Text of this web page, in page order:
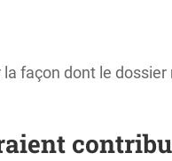
façon dont le